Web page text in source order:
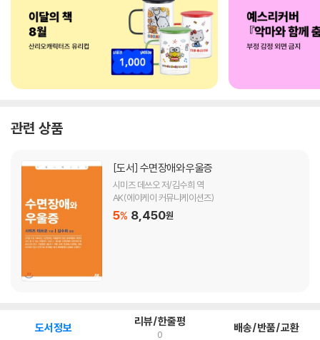
관련 상품
[도서] 수면장애와 우울증
시미즈 데쓰오 저/김수희 역
AK(에이케이 커뮤니케이션즈)
5% 8,450원
도서정보 리뷰/한줄평
0 배송/반품/교환